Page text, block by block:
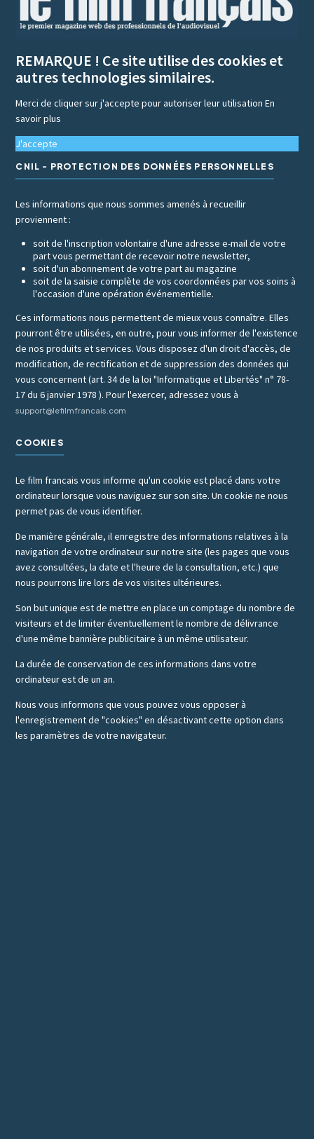
REMARQUE ! Ce site utilise des cookies et
autres technologies similaires.
Merci de cliquer sur j'accepte pour autoriser leur utilisationEn
savoir plus
J'accepte
CNIL - PROTECTION DES DONNÉES PERSONNELLES
Les informations que nous sommes amenés à recueillir
proviennent :
soit de l'inscription volontaire d'une adresse e-mail de votre
part vous permettant de recevoir notre newsletter,
soit d'un abonnement de votre part au magazine
soit de la saisie complète de vos coordonnées par vos soins à
l'occasion d'une opération événementielle.
Ces informations nous permettent de mieux vous connaître. Elles
pourront être utilisées, en outre, pour vous informer de l'existence
de nos produits et services. Vous disposez d'un droit d'accès, de
modification, de rectification et de suppression des données qui
vous concernent (art. 34 de la loi "Informatique et Libertés" n° 78-
17 du 6 janvier 1978 ). Pour l'exercer, adressez vous à
support@lefilmfrancais.com
COOKIES
Le film francais vous informe qu'un cookie est placé dans votre
ordinateur lorsque vous naviguez sur son site. Un cookie ne nous
permet pas de vous identifier.
De manière générale, il enregistre des informations relatives à la
navigation de votre ordinateur sur notre site (les pages que vous
avez consultées, la date et l'heure de la consultation, etc.) que
nous pourrons lire lors de vos visites ultérieures.
Son but unique est de mettre en place un comptage du nombre de
visiteurs et de limiter éventuellement le nombre de délivrance
d'une même bannière publicitaire à un même utilisateur.
La durée de conservation de ces informations dans votre
ordinateur est de un an.
Nous vous informons que vous pouvez vous opposer à
l'enregistrement de "cookies" en désactivant cette option dans
les paramètres de votre navigateur.